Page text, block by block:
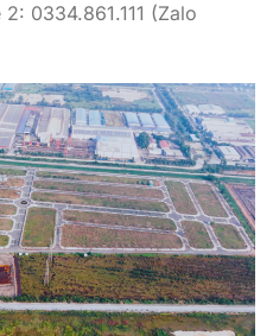
0334.861.111 (Zalo